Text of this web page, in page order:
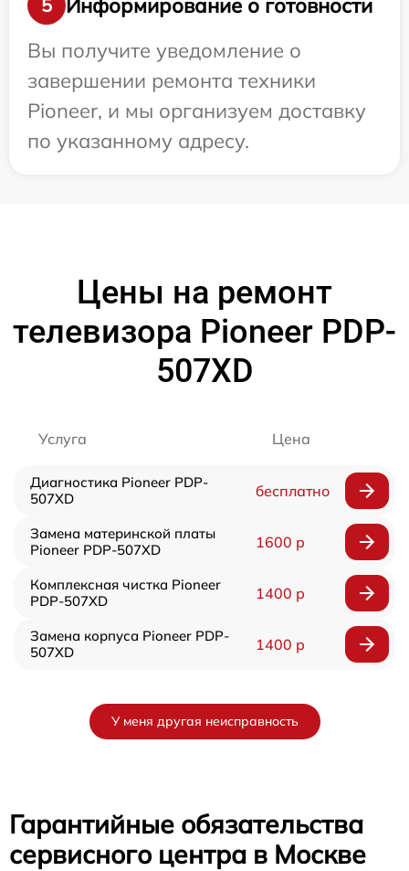
5
Вы получите уведомление о
завершении ремонта техники
Pioneer, и мы организуем доставку
по указанному адресу.
Цены на ремонт
телевизора Pioneer PDP-
507XD
Услуга Цена
Диагностика Pioneer PDP-
507XD
бесплатно
Замена материнской платы
Pioneer PDP-507XD
1600 р
Комплексная чистка Pioneer
PDP-507XD
1400 р
Замена корпуса Pioneer PDP-
507XD
1400 р
У меня другая неисправность
Гарантийные обязательства
сервисного центра в Москве